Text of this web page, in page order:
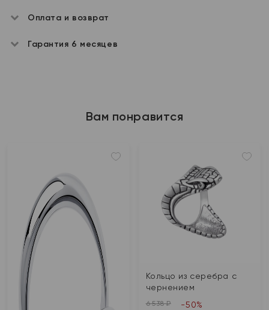
Оплата и возврат
Гарантия 6 месяцев
Вам понравится
Кольцо из серебра с
чернением
6 538 ₽ -50%